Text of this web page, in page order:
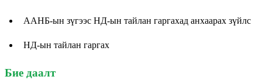
ААНБ-ын зүгээс НД-ын тайлан гаргахад анхаарах зүйлс
НД-ын тайлан гаргах
Бие даалт